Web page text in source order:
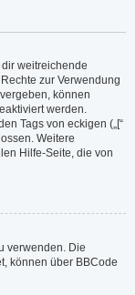
weitreichende
zur Verwendung
können
werden.
Tags von eckigen („[“
Weitere
Hilfe-Seite, die von
verwenden. Die
können über BBCode